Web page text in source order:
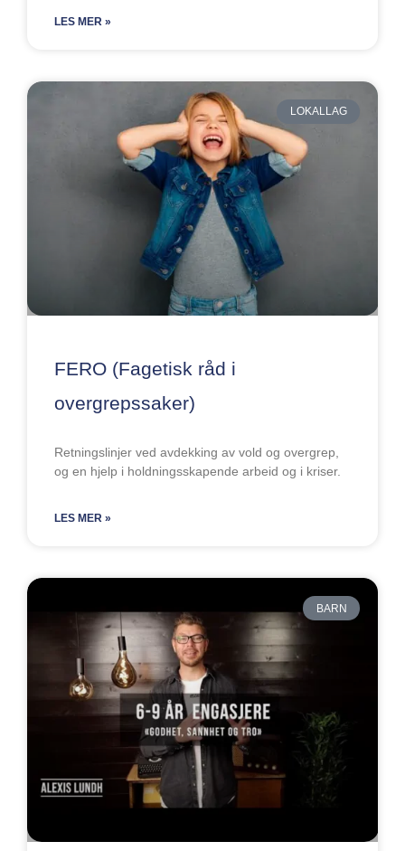
LES MER »
LOKALLAG
FERO (Fagetisk råd i
overgrepssaker)
Retningslinjer ved avdekking av vold og overgrep,
og en hjelp i holdningsskapende arbeid og i kriser.
LES MER »
BARN